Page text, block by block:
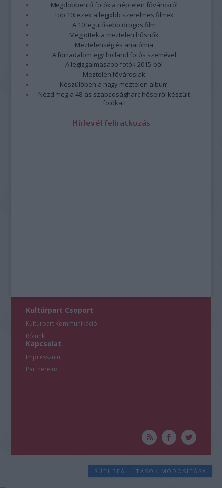
Megdöbbentő fotók a néptelen fővárosról
Top 10: ezek a legjobb szerelmes filmek
A 10 legütősebb drogos film
Megjöttek a meztelen hősnők
Meztelenség és anatómia
A forradalom egy holland fotós szemével
A legizgalmasabb fotók 2015-ből
Meztelen fővárosiak
Készülőben a nagy meztelen album
Nézd meg a 48-as szabadságharc hőseiről készült
fotókat!
Hírlevél feliratkozás
Kultúrpart Csoport
Kultúrpart Kommunikáció
Rólunk
Kapcsolat
Impresszum
Partnereink
SÜTI BEÁLLÍTÁSOK MÓDOSÍTÁSA